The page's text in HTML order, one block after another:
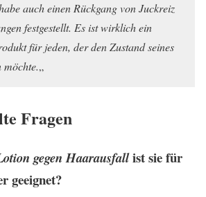
auch einen Rückgang von Juckreiz
festgestellt. Es ist wirklich ein
für jeden, der den Zustand seines
möchte.„
Fragen
gegen Haarausfallist sie für
geeignet?